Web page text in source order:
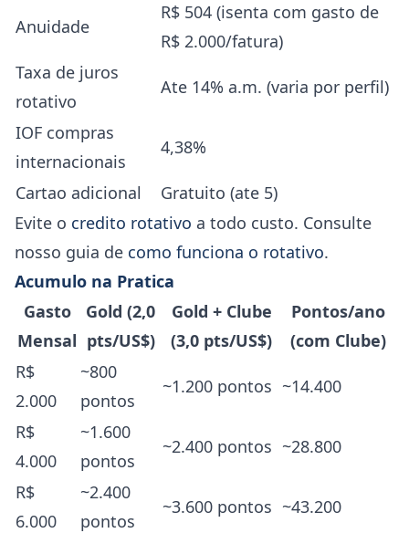
Anuidade
R$ 504 (isenta com gasto de
R$ 2.000/fatura)
Taxa de juros
rotativo
Ate 14% a.m. (varia por perfil)
IOF compras
internacionais
4,38%
Cartao adicional
Gratuito (ate 5)
Evite o credito rotativo a todo custo. Consulte
nosso guia de como funciona o rotativo.
Acumulo na Pratica
Gasto
Mensal
Gold (2,0
pts/US$)
Gold + Clube
(3,0 pts/US$)
Pontos/ano
(com Clube)
R$
2.000
~800
pontos
~1.200 pontos ~14.400
R$
4.000
~1.600
pontos
~2.400 pontos ~28.800
R$
6.000
~2.400
pontos
~3.600 pontos ~43.200